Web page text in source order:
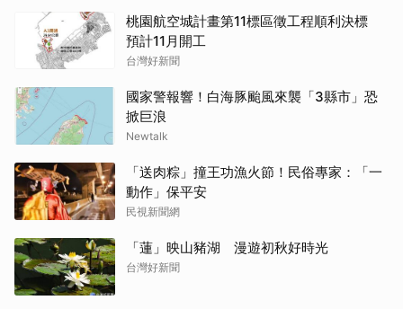
桃園航空城計畫第11標區徵工程順利決標
預計11月開工
台灣好新聞
國家警報響！白海豚颱風來襲「3縣市」恐
掀巨浪
Newtalk
「送肉粽」撞王功漁火節！民俗專家：「一
動作」保平安
民視新聞網
「蓮」映山豬湖 漫遊初秋好時光
台灣好新聞